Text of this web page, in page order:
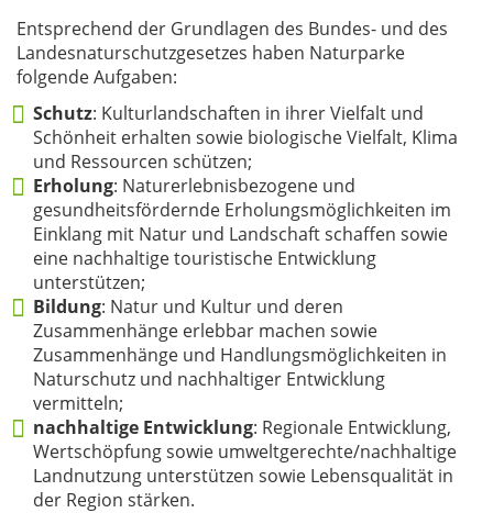
Entsprechend der Grundlagen des Bundes- und des
Landesnaturschutzgesetzes haben Naturparke
folgende Aufgaben:
Schutz: Kulturlandschaften in ihrer Vielfalt und
Schönheit erhalten sowie biologische Vielfalt, Klima
und Ressourcen schützen;
Erholung: Naturerlebnisbezogene und
gesundheitsfördernde Erholungsmöglichkeiten im
Einklang mit Natur und Landschaft schaffen sowie
eine nachhaltige touristische Entwicklung
unterstützen;
Bildung: Natur und Kultur und deren
Zusammenhänge erlebbar machen sowie
Zusammenhänge und Handlungsmöglichkeiten in
Naturschutz und nachhaltiger Entwicklung
vermitteln;
nachhaltige Entwicklung: Regionale Entwicklung,
Wertschöpfung sowie umweltgerechte/nachhaltige
Landnutzung unterstützen sowie Lebensqualität in
der Region stärken.